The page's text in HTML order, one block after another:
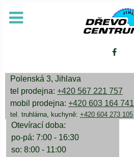
Polenská 3, Jihlava
tel prodejna: +420 567 221 757
mobil prodejna: +420 603 164 741
tel. truhlárna, kuchyně: +420 604 273 105
Otevírací doba:
po-pá: 7:00 - 16:30
so: 8:00 - 11:00